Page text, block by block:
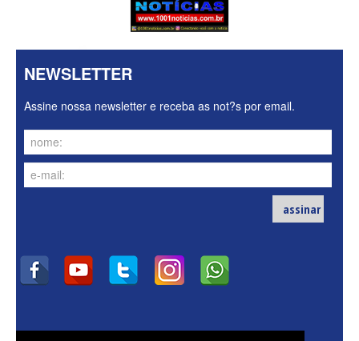
NEWSLETTER
Assine nossa newsletter e receba as not?s por email.